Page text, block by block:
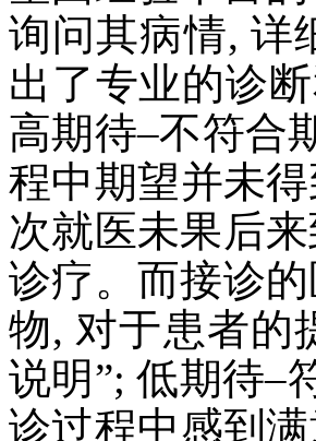
询问其病情, 详
出了专业的诊
高期待–不符合
程中期望并未
次就医未果后
诊疗。而接诊
物, 对于患者的
说明”; 低期待–
诊过程中感到